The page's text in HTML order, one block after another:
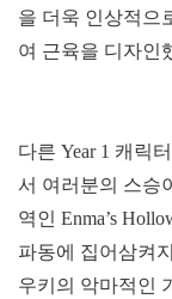
을 더욱 인상적으
여 근육을 디자인
다른 Year 1 캐릭
서 여러분의 스승
역인 Enma’s
파동에 집어삼켜
우키의 악마적인